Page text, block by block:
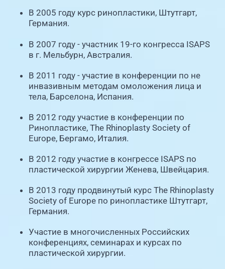
В 2005 году курс ринопластики, Штутгарт,
Германия.
В 2007 году - участник 19-го конгресса ISAPS
в г. Мельбурн, Австралия.
В 2011 году - участие в конференции по не
инвазивным методам омоложения лица и
тела, Барселона, Испания.
В 2012 году участие в конференции по
Ринопластике, The Rhinoplasty Society of
Europe, Бергамо, Италия.
В 2012 году участие в конгрессе ISAPS по
пластической хирургии Женева, Швейцария.
В 2013 году продвинутый курс The Rhinoplasty
Society of Europe по ринопластике Штутгарт,
Германия.
Участие в многочисленных Российских
конференциях, семинарах и курсах по
пластической хирургии.